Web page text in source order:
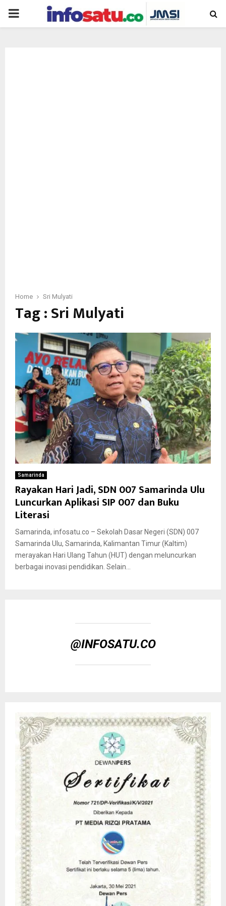
PRIMARY
Home Sri Mulyati
Tag : Sri Mulyati
Samarinda
Rayakan Hari Jadi, SDN 007 Samarinda Ulu
Luncurkan Aplikasi SIP 007 dan Buku
Literasi
Samarinda, infosatu.co – Sekolah Dasar Negeri (SDN) 007
Samarinda Ulu, Samarinda, Kalimantan Timur (Kaltim)
merayakan Hari Ulang Tahun (HUT) dengan meluncurkan
berbagai inovasi pendidikan. Selain...
@INFOSATU.CO